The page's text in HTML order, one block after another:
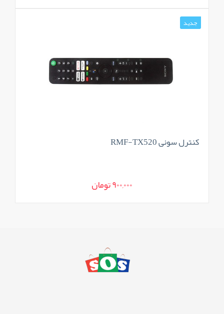
جدید
کنترل سونی RMF-TX520
900,000 تومان